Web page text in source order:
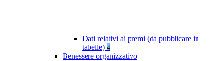
Dati relativi ai premi (da pubblicare in
tabelle) 4
Benessere organizzativo